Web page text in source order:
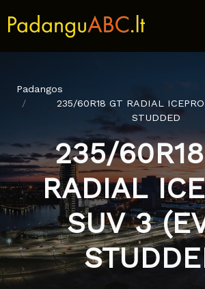
Padangos
235/60R18 GT RADIAL
STUDDED
235/
RADIAL
SUV 3